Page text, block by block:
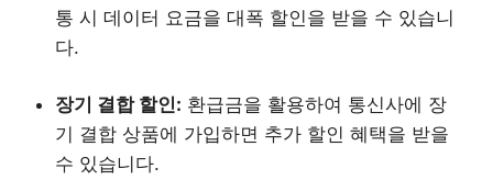
통 시 데이터 요금을 대폭 할인을 받을 수 있습니
다.
장기 결합 할인: 환급금을 활용하여 통신사에 장
기 결합 상품에 가입하면 추가 할인 혜택을 받을
수 있습니다.